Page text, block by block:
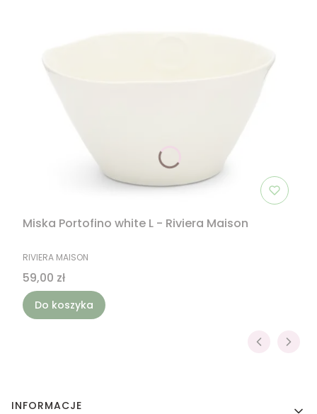
Miska Portofino white L - Riviera Maison
PRODUCENT
RIVIERA MAISON
Cena
59,00 zł
Do koszyka
Linki w stopce
INFORMACJE